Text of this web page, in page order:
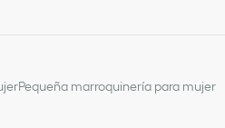
Pequeña marroquinería para mujer